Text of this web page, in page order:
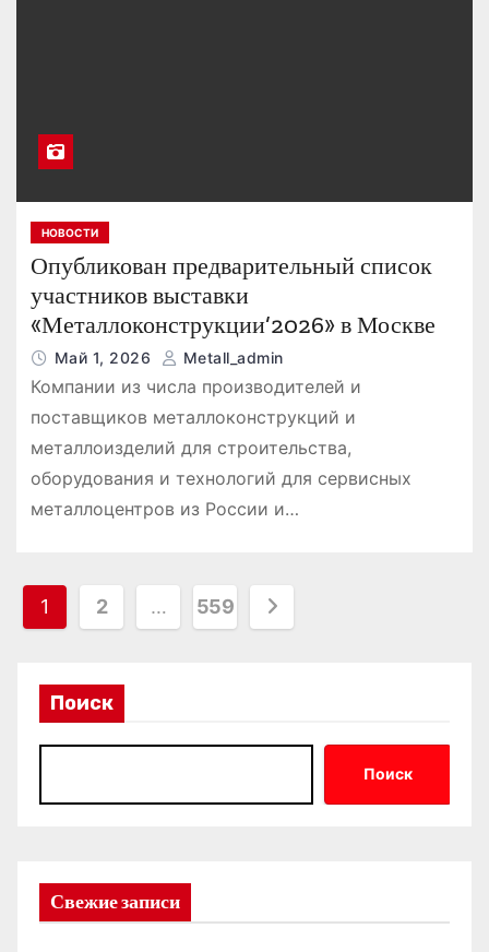
НОВОСТИ
Опубликован предварительный список
участников выставки
«Металлоконструкции’2026» в Москве
Май 1, 2026 Metall_admin
Компании из числа производителей и
поставщиков металлоконструкций и
металлоизделий для строительства,
оборудования и технологий для сервисных
металлоцентров из России и…
П1 2 … 559
Поиск
Поиск
Свежие записи